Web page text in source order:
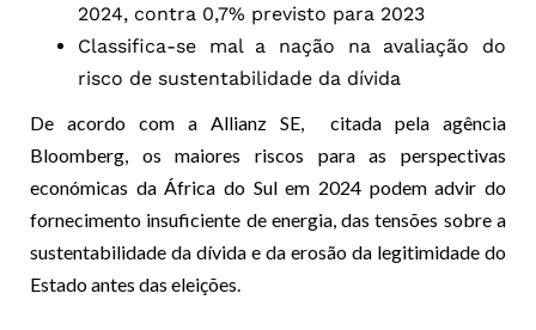
2024, contra 0,7% previsto para 2023
Classifica-se mal a nação na avaliação do
risco de sustentabilidade da dívida
De acordo com a Allianz SE, citada pela agência
Bloomberg, os maiores riscos para as perspectivas
económicas da África do Sul em 2024 podem advir do
fornecimento insuficiente de energia, das tensões sobre a
sustentabilidade da dívida e da erosão da legitimidade do
Estado antes das eleições.